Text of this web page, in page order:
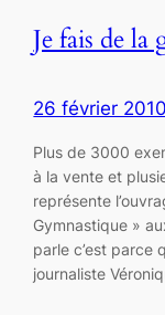
Je fais de la
26 février
Plus de 3000
à la vente et
représente
Gymnastique »
parle c’est parce
journaliste